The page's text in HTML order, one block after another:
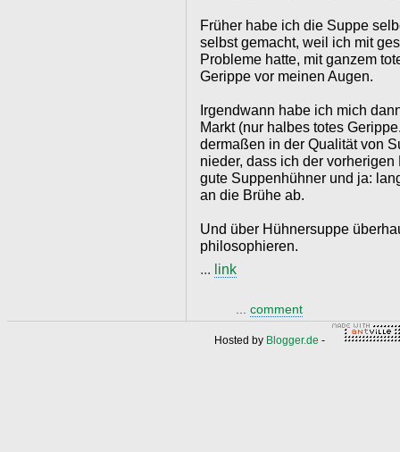
Früher habe ich die Suppe
selbst gemacht, weil ich mit
Probleme hatte, mit ganzem
Gerippe vor meinen Augen.
Irgendwann habe ich mich
Markt (nur halbes totes
dermaßen in der Qualität von
nieder, dass ich der
gute Suppenhühner und ja:
an die Brühe ab.
Und über Hühnersuppe
philosophieren.
... link
comment
Hosted by Blogger.de -